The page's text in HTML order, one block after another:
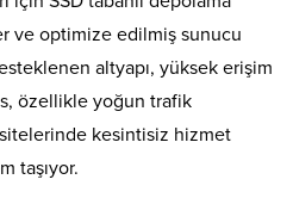
ve optimize edilmiş sunucu
altyapı, yüksek erişim
özellikle yoğun trafik
kesintisiz hizmet
taşıyor.